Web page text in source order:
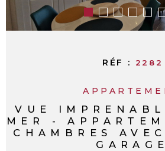
RÉF : 2282
VUE
MER -
CHAMBRES
GARAGE